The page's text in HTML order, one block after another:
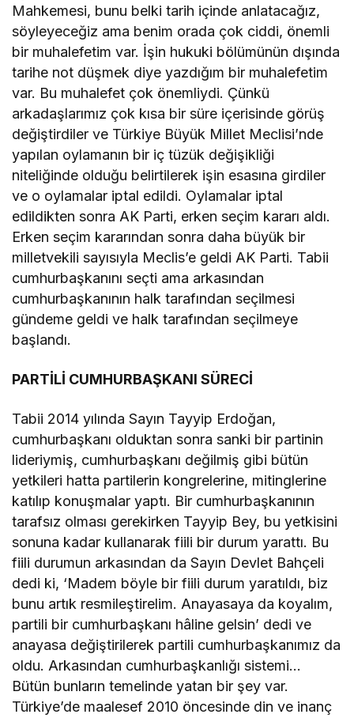
Mahkemesi, bunu belki tarih içinde anlatacağız,
söyleyeceğiz ama benim orada çok ciddi, önemli
bir muhalefetim var. İşin hukuki bölümünün dışında
tarihe not düşmek diye yazdığım bir muhalefetim
var. Bu muhalefet çok önemliydi. Çünkü
arkadaşlarımız çok kısa bir süre içerisinde görüş
değiştirdiler ve Türkiye Büyük Millet Meclisi’nde
yapılan oylamanın bir iç tüzük değişikliği
niteliğinde olduğu belirtilerek işin esasına girdiler
ve o oylamalar iptal edildi. Oylamalar iptal
edildikten sonra AK Parti, erken seçim kararı aldı.
Erken seçim kararından sonra daha büyük bir
milletvekili sayısıyla Meclis’e geldi AK Parti. Tabii
cumhurbaşkanını seçti ama arkasından
cumhurbaşkanının halk tarafından seçilmesi
gündeme geldi ve halk tarafından seçilmeye
başlandı.
PARTİLİ CUMHURBAŞKANI SÜRECİ
Tabii 2014 yılında Sayın Tayyip Erdoğan,
cumhurbaşkanı olduktan sonra sanki bir partinin
lideriymiş, cumhurbaşkanı değilmiş gibi bütün
yetkileri hatta partilerin kongrelerine, mitinglerine
katılıp konuşmalar yaptı. Bir cumhurbaşkanının
tarafsız olması gerekirken Tayyip Bey, bu yetkisini
sonuna kadar kullanarak fiili bir durum yarattı. Bu
fiili durumun arkasından da Sayın Devlet Bahçeli
dedi ki, ‘Madem böyle bir fiili durum yaratıldı, biz
bunu artık resmileştirelim. Anayasaya da koyalım,
partili bir cumhurbaşkanı hâline gelsin’ dedi ve
anayasa değiştirilerek partili cumhurbaşkanımız da
oldu. Arkasından cumhurbaşkanlığı sistemi…
Bütün bunların temelinde yatan bir şey var.
Türkiye’de maalesef 2010 öncesinde din ve inanç